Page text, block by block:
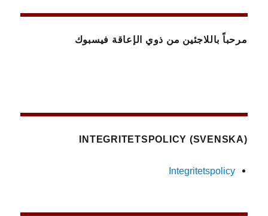
مرحباً باللاجئين من ذوي الإعاقة فيسبوك
(SVENSKA) INTEGRITETSPOLICY
Integritetspolicy